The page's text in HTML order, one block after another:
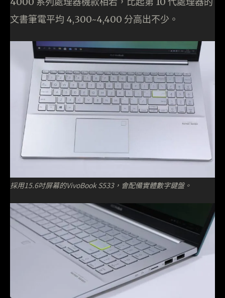
文書筆電平均 4,300~4,400 分高出不少。
採用15.6吋屏幕的VivoBook S533，會配備實體數字鍵盤。